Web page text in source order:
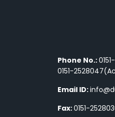
Phone No.:
0151-
Email ID:
Fax:0151-